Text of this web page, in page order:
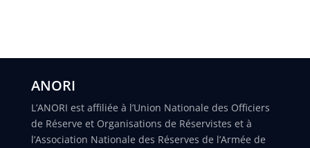
ANORI
L’ANORI est affiliée à l’Union Nationale des Officiers
de Réserve et Organisations de Réservistes et à
l’Association Nationale des Réserves de l’Armée de